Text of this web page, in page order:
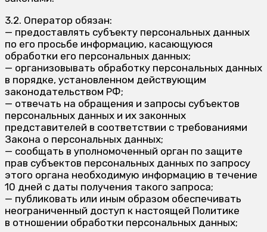
3.2. Оператор обязан:
— предоставлять субъекту персональных данных
по его просьбе информацию, касающуюся
обработки его персональных данных;
— организовывать обработку персональных данных
в порядке, установленном действующим
законодательством РФ;
— отвечать на обращения и запросы субъектов
персональных данных и их законных
представителей в соответствии с требованиями
Закона о персональных данных;
— сообщать в уполномоченный орган по защите
прав субъектов персональных данных по запросу
этого органа необходимую информацию в течение
10 дней с даты получения такого запроса;
— публиковать или иным образом обеспечивать
неограниченный доступ к настоящей Политике
в отношении обработки персональных данных;